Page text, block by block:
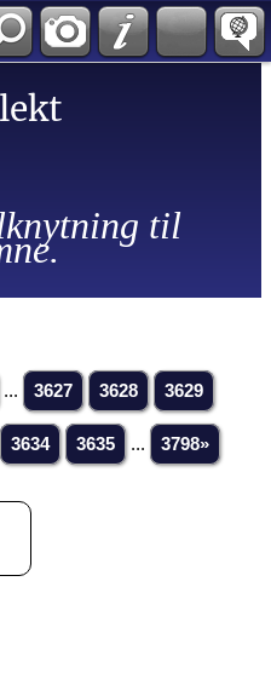
til
... 3627 3628 3629
3634 3635 ...
3798»